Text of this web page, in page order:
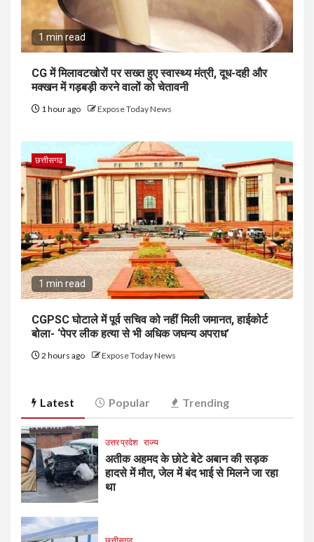
1 min read
CG में मिलावटखोरों पर सख्त हुए स्वास्थ्य मंत्री, दूध-दही और
मक्खन में गड़बड़ी करने वालों को चेतावनी
1 hour ago Expose Today News
छत्तीसगढ
1 min read
CGPSC घोटाले में पूर्व सचिव को नहीं मिली जमानत, हाईकोर्ट
बोला- ‘पेपर लीक हत्या से भी अधिक जघन्य अपराध’
2 hours ago Expose Today News
Latest Popular Trending
उत्तर प्रदेश राज्य
अतीक अहमद के छोटे बेटे अबान की सड़क
हादसे में मौत, जेल में बंद भाई से मिलने जा रहा
था